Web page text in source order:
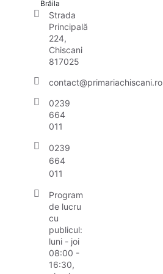
Brăila
Strada
Principală
224,
Chiscani
817025
contact@primariachiscani.ro
0239
664
011
0239
664
011
Program
de lucru
cu
publicul:
luni - joi
08:00 -
16:30,